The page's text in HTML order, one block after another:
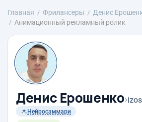
Главная Фрилансеры Денис
Анимационный рекламный ролик
Денис Ерошенко›
Нейросаммари